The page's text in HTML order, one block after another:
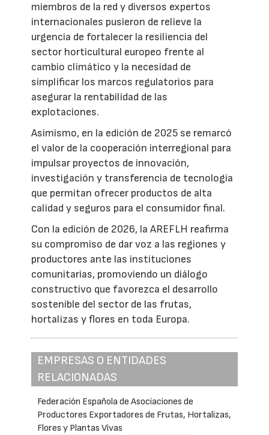
miembros de la red y diversos expertos
internacionales pusieron de relieve la
urgencia de fortalecer la resiliencia del
sector horticultural europeo frente al
cambio climático y la necesidad de
simplificar los marcos regulatorios para
asegurar la rentabilidad de las
explotaciones.
Asimismo, en la edición de 2025 se remarcó
el valor de la cooperación interregional para
impulsar proyectos de innovación,
investigación y transferencia de tecnología
que permitan ofrecer productos de alta
calidad y seguros para el consumidor final.
Con la edición de 2026, la AREFLH reafirma
su compromiso de dar voz a las regiones y
productores ante las instituciones
comunitarias, promoviendo un diálogo
constructivo que favorezca el desarrollo
sostenible del sector de las frutas,
hortalizas y flores en toda Europa.
EMPRESAS O ENTIDADES
RELACIONADAS
Federación Española de Asociaciones de
Productores Exportadores de Frutas, Hortalizas,
Flores y Plantas Vivas